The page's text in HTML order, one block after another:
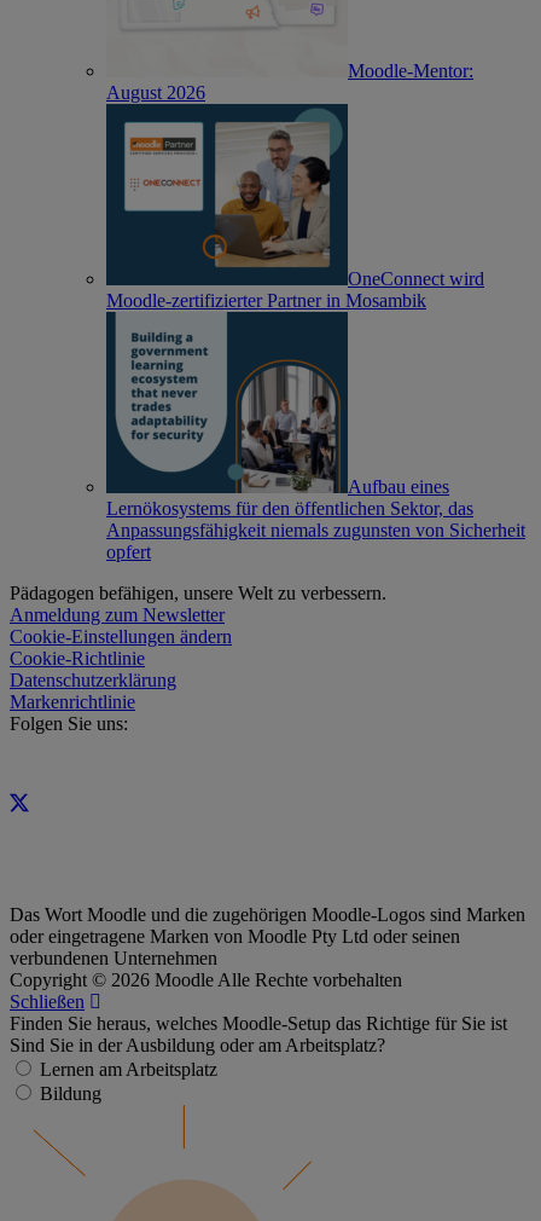
Moodle-Mentor:
August 2026
OneConnect wird
Moodle-zertifizierter Partner in Mosambik
Aufbau eines
Lernökosystems für den öffentlichen Sektor, das
Anpassungsfähigkeit niemals zugunsten von Sicherheit
opfert
Pädagogen befähigen, unsere Welt zu verbessern.
Anmeldung zum Newsletter
Cookie-Einstellungen ändern
Cookie-Richtlinie
Datenschutzerklärung
Markenrichtlinie
Folgen Sie uns:
Das Wort Moodle und die zugehörigen Moodle-Logos sind Marken
oder eingetragene Marken von Moodle Pty Ltd oder seinen
verbundenen Unternehmen
Copyright © 2026 Moodle Alle Rechte vorbehalten
Schließen
Finden Sie heraus, welches Moodle-Setup das Richtige für Sie ist
Sind Sie in der Ausbildung oder am Arbeitsplatz?
Lernen am Arbeitsplatz
Bildung